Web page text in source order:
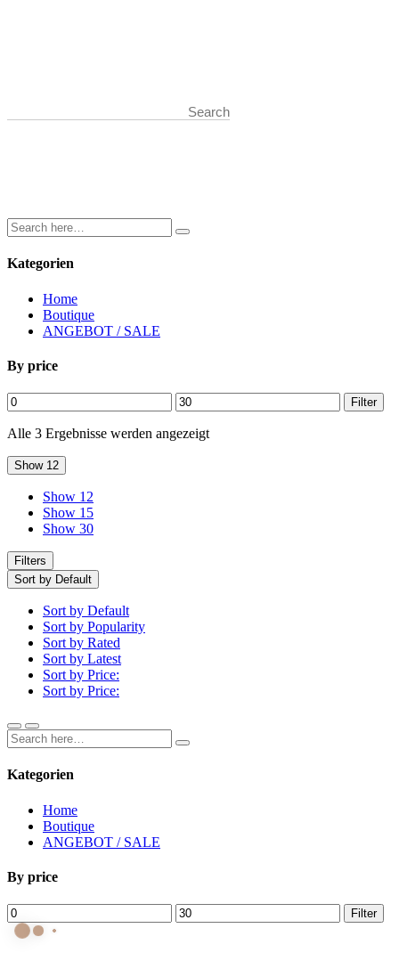
Kategorien
Home
Boutique
ANGEBOT / SALE
By price
Min.
Preis
Max.
Preis
Filter
Alle 3 Ergebnisse werden angezeigt
Show 12
Show 12
Show 15
Show 30
Filters
Sort by Default
Sort by Default
Sort by Popularity
Sort by Rated
Sort by Latest
Sort by Price:
Sort by Price:
Kategorien
Home
Boutique
ANGEBOT / SALE
By price
Min.
Preis
Max.
Preis
Filter